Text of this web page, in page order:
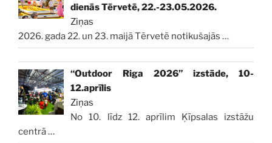
dienās Tērvetē, 22.-23.05.2026.
Ziņas
2026. gada 22. un 23. maijā Tērvetē notikušajās …
“Outdoor Riga 2026” izstāde, 10-
12.aprīlis
Ziņas
No 10. līdz 12. aprīlim Ķīpsalas izstāžu
centrā…